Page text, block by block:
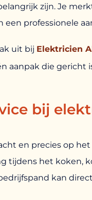
zijn. Je
professionele
uit bij Elektricien
aanpak die gericht
bij
en precies op
tijdens het koken,
kan